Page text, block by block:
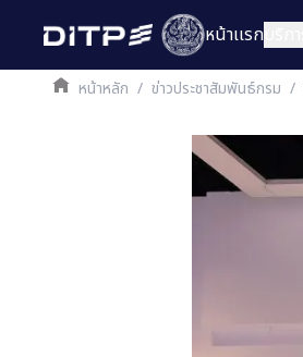
หน้าเเรก
หน้าหลัก / ข่าวประชาสัมพันธ์กรม /